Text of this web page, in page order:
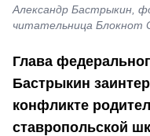
Александр Бастрыкин,
читательница Блокнот
Глава
Бастрыкин
конфликте
ставропольской